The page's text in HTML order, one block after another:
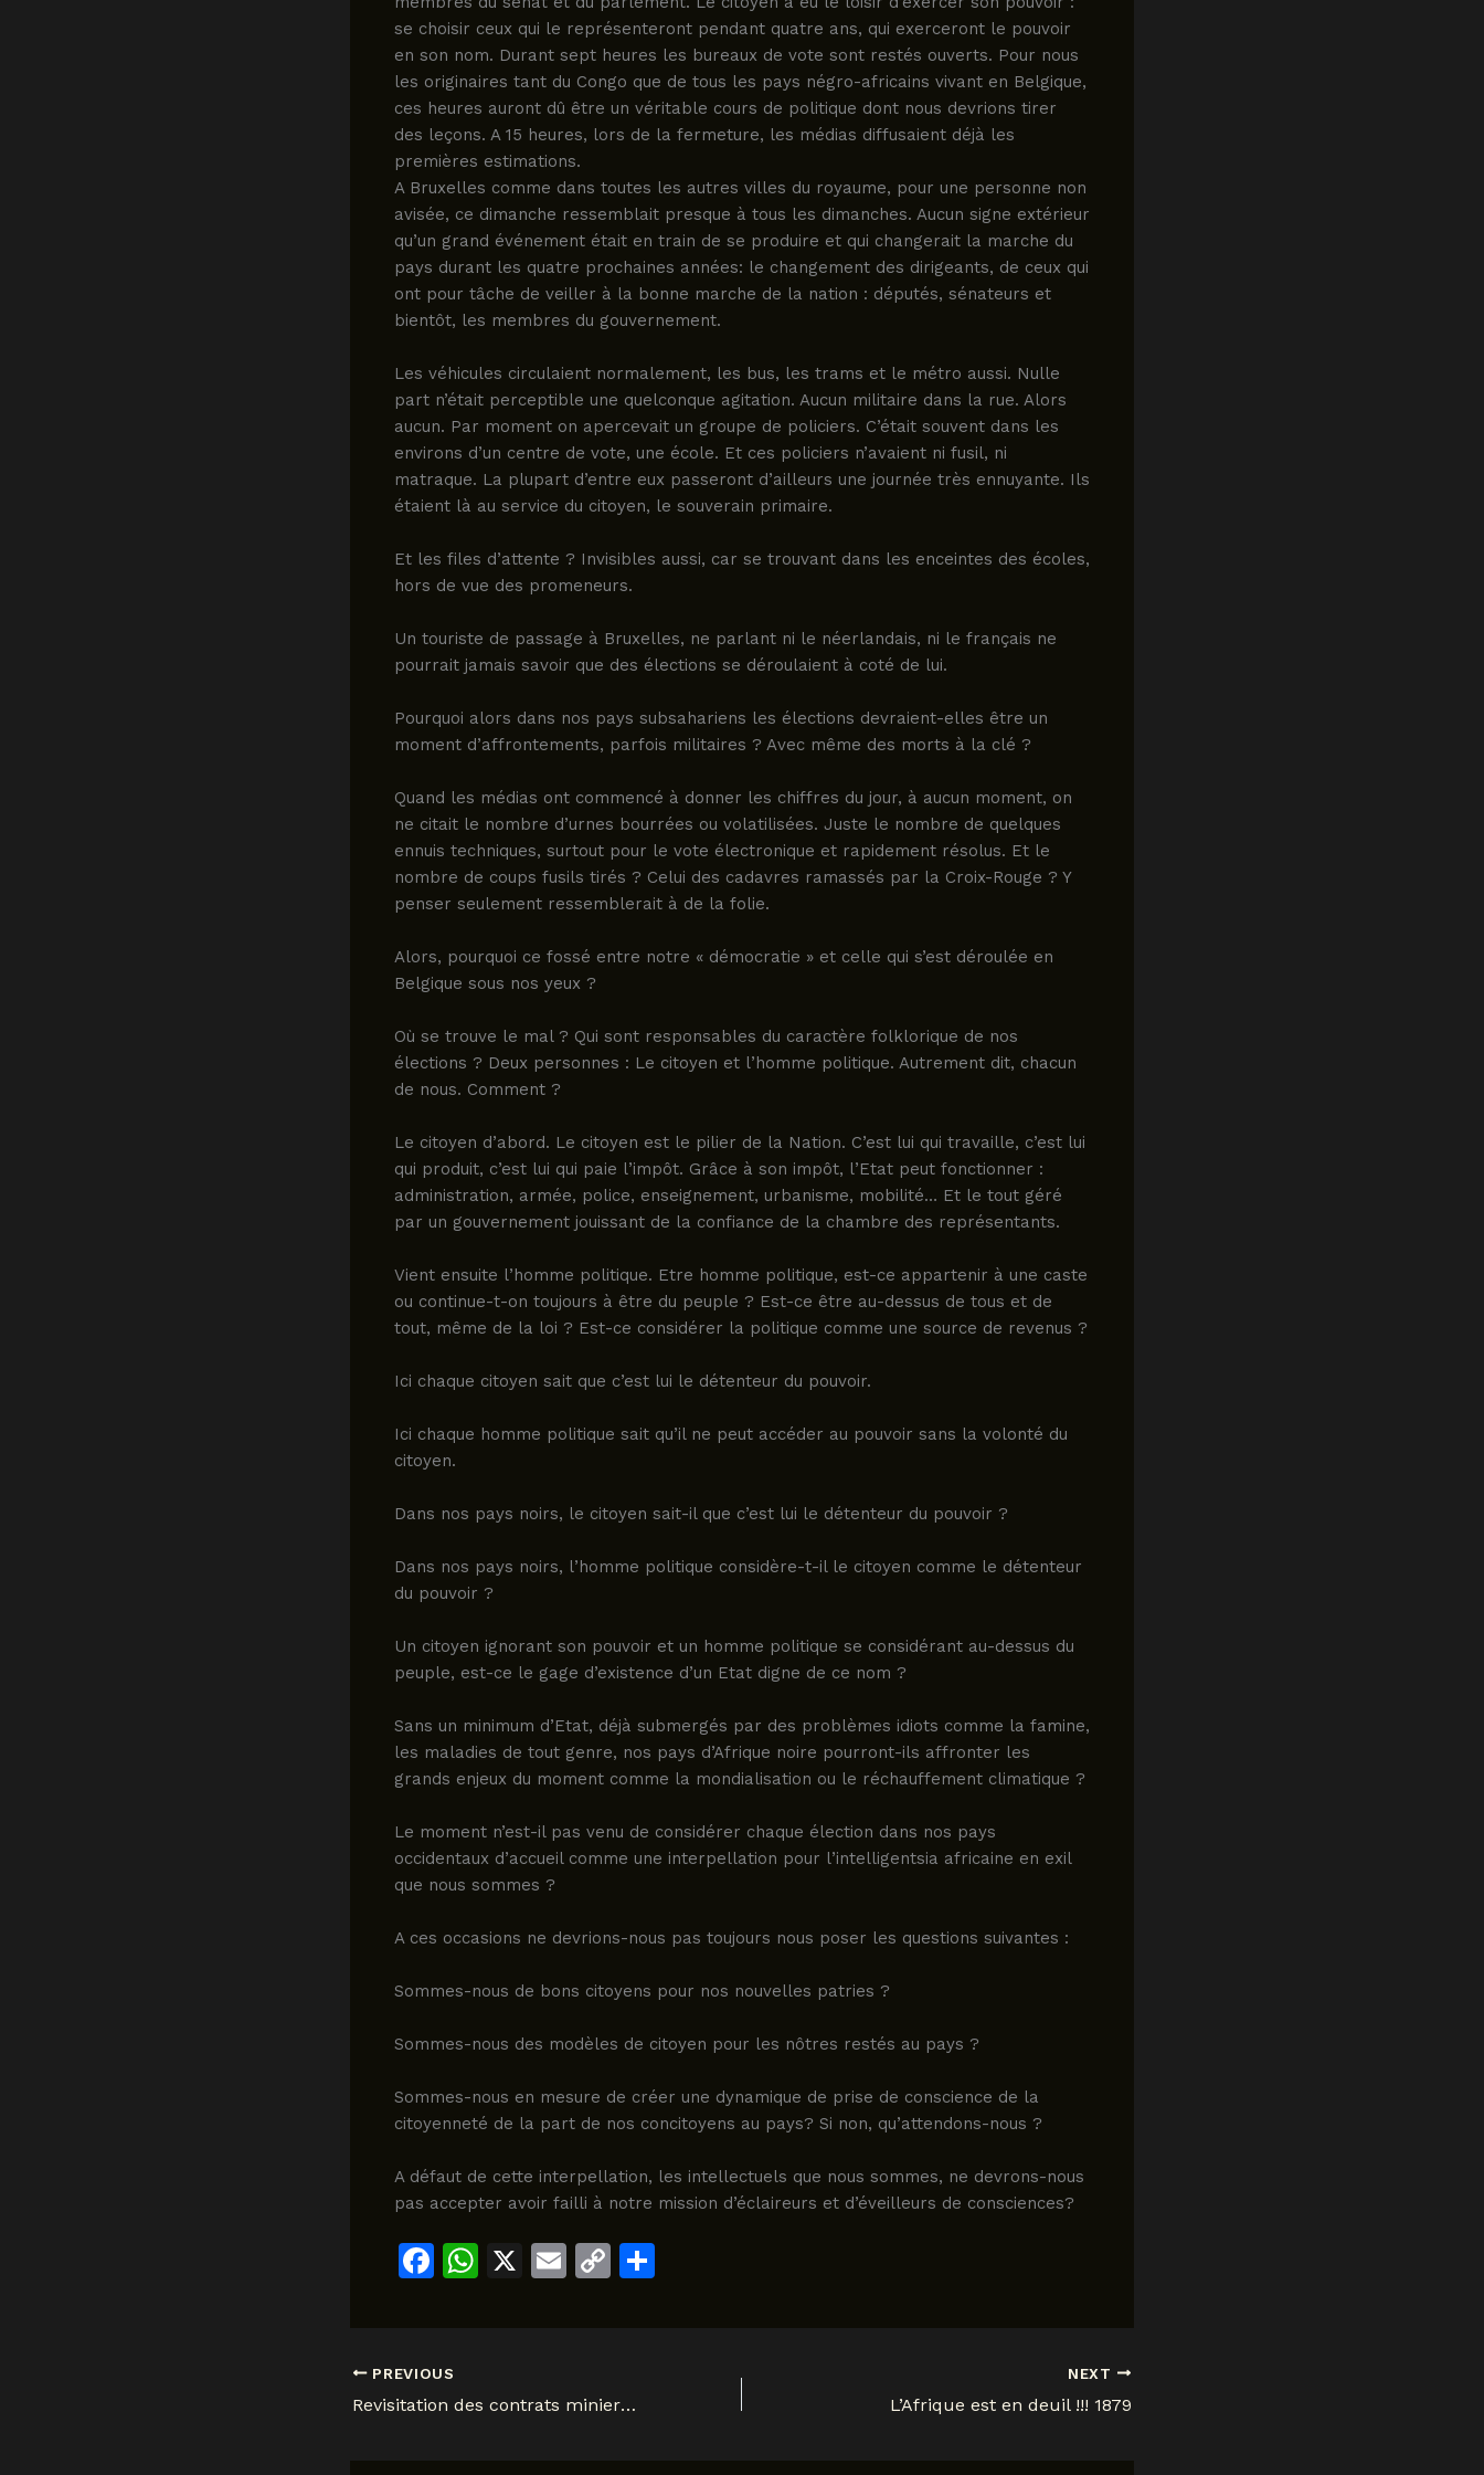
se choisir ceux qui le représenteront pendant quatre ans, qui exerceront le pouvoir
en son nom. Durant sept heures les bureaux de vote sont restés ouverts. Pour nous
les originaires tant du Congo que de tous les pays négro-africains vivant en Belgique,
ces heures auront dû être un véritable cours de politique dont nous devrions tirer
des leçons. A 15 heures, lors de la fermeture, les médias diffusaient déjà les
premières estimations.
A Bruxelles comme dans toutes les autres villes du royaume, pour une personne non
avisée, ce dimanche ressemblait presque à tous les dimanches. Aucun signe extérieur
qu’un grand événement était en train de se produire et qui changerait la marche du
pays durant les quatre prochaines années: le changement des dirigeants, de ceux qui
ont pour tâche de veiller à la bonne marche de la nation : députés, sénateurs et
bientôt, les membres du gouvernement.
Les véhicules circulaient normalement, les bus, les trams et le métro aussi. Nulle
part n’était perceptible une quelconque agitation. Aucun militaire dans la rue. Alors
aucun. Par moment on apercevait un groupe de policiers. C’était souvent dans les
environs d’un centre de vote, une école. Et ces policiers n’avaient ni fusil, ni
matraque. La plupart d’entre eux passeront d’ailleurs une journée très ennuyante. Ils
étaient là au service du citoyen, le souverain primaire.
Et les files d’attente ? Invisibles aussi, car se trouvant dans les enceintes des écoles,
hors de vue des promeneurs.
Un touriste de passage à Bruxelles, ne parlant ni le néerlandais, ni le français ne
pourrait jamais savoir que des élections se déroulaient à coté de lui.
Pourquoi alors dans nos pays subsahariens les élections devraient-elles être un
moment d’affrontements, parfois militaires ? Avec même des morts à la clé ?
Quand les médias ont commencé à donner les chiffres du jour, à aucun moment, on
ne citait le nombre d’urnes bourrées ou volatilisées. Juste le nombre de quelques
ennuis techniques, surtout pour le vote électronique et rapidement résolus. Et le
nombre de coups fusils tirés ? Celui des cadavres ramassés par la Croix-Rouge ? Y
penser seulement ressemblerait à de la folie.
Alors, pourquoi ce fossé entre notre « démocratie » et celle qui s’est déroulée en
Belgique sous nos yeux ?
Où se trouve le mal ? Qui sont responsables du caractère folklorique de nos
élections ? Deux personnes : Le citoyen et l’homme politique. Autrement dit, chacun
de nous. Comment ?
Le citoyen d’abord. Le citoyen est le pilier de la Nation. C’est lui qui travaille, c’est lui
qui produit, c’est lui qui paie l’impôt. Grâce à son impôt, l’Etat peut fonctionner :
administration, armée, police, enseignement, urbanisme, mobilité… Et le tout géré
par un gouvernement jouissant de la confiance de la chambre des représentants.
Vient ensuite l’homme politique. Etre homme politique, est-ce appartenir à une caste
ou continue-t-on toujours à être du peuple ? Est-ce être au-dessus de tous et de
tout, même de la loi ? Est-ce considérer la politique comme une source de revenus ?
Ici chaque citoyen sait que c’est lui le détenteur du pouvoir.
Ici chaque homme politique sait qu’il ne peut accéder au pouvoir sans la volonté du
citoyen.
Dans nos pays noirs, le citoyen sait-il que c’est lui le détenteur du pouvoir ?
Dans nos pays noirs, l’homme politique considère-t-il le citoyen comme le détenteur
du pouvoir ?
Un citoyen ignorant son pouvoir et un homme politique se considérant au-dessus du
peuple, est-ce le gage d’existence d’un Etat digne de ce nom ?
Sans un minimum d’Etat, déjà submergés par des problèmes idiots comme la famine,
les maladies de tout genre, nos pays d’Afrique noire pourront-ils affronter les
grands enjeux du moment comme la mondialisation ou le réchauffement climatique ?
Le moment n’est-il pas venu de considérer chaque élection dans nos pays
occidentaux d’accueil comme une interpellation pour l’intelligentsia africaine en exil
que nous sommes ?
A ces occasions ne devrions-nous pas toujours nous poser les questions suivantes :
Sommes-nous de bons citoyens pour nos nouvelles patries ?
Sommes-nous des modèles de citoyen pour les nôtres restés au pays ?
Sommes-nous en mesure de créer une dynamique de prise de conscience de la
citoyenneté de la part de nos concitoyens au pays? Si non, qu’attendons-nous ?
A défaut de cette interpellation, les intellectuels que nous sommes, ne devrons-nous
pas accepter avoir failli à notre mission d’éclaireurs et d’éveilleurs de consciences?
F
e
b
W
A
X
E
C
Li
PREVIOUS
Revisitation des contrats miniers : le pari de Gizenga 1877
NEXT
L’Afrique est en deuil !!! 1879